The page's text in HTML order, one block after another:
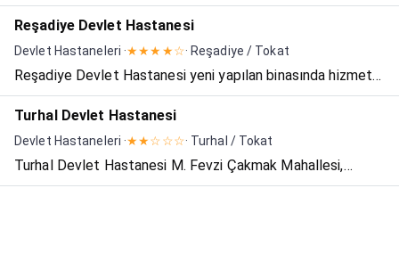
metrekarelik kapalı alanda hizmet vermektedir. 35 adet
poliklinik odası, 77 adet hasta odası mevcuttur.
Hastanemizde acil hizmetler, yataklı tedavi hizmetleri,
pol...
Reşadiye Devlet Hastanesi
Devlet Hastaneleri ·★★★★☆· Reşadiye / Tokat
Reşadiye Devlet Hastanesi yeni yapılan binasında hizmet
veren 50 yataklı bir sağlık kuruluşudur. Merkez ve bağlı
köylerle birlikte çevre ilçe ve köylerine de sağlık hizmeti
sunmaktadır.Reşadiye Devlet Hastanesi Uluslarar...
Turhal Devlet Hastanesi
Devlet Hastaneleri ·★★☆☆☆· Turhal / Tokat
Turhal Devlet Hastanesi M. Fevzi Çakmak Mahallesi,
İskele tepesi mevkiinde, şehre hakim bir tepede, Samsun-